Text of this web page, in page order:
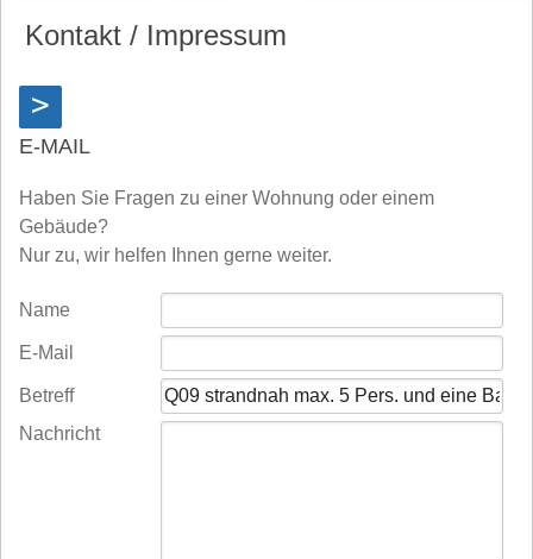
Kontakt / Impressum
>
E-MAIL
Haben Sie Fragen zu einer Wohnung oder einem
Gebäude?
Nur zu, wir helfen Ihnen gerne weiter.
Name
E-Mail
Betreff
Nachricht